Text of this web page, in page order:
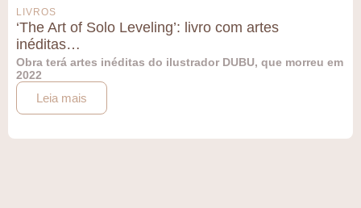
LIVROS
‘The Art of Solo Leveling’: livro com artes
inéditas…
Obra terá artes inéditas do ilustrador DUBU, que morreu em
2022
Leia mais